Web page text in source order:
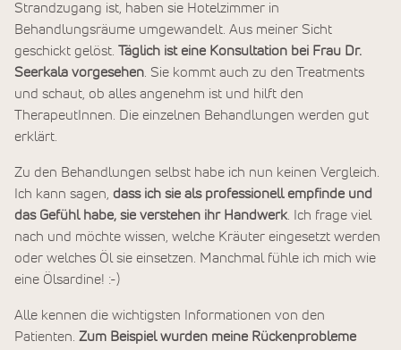
Strandzugang ist, haben sie Hotelzimmer in
Behandlungsräume umgewandelt. Aus meiner Sicht
geschickt gelöst. Täglich ist eine Konsultation bei Frau Dr.
Seerkala vorgesehen . Sie kommt auch zu den Treatments
und schaut, ob alles angenehm ist und hilft den
TherapeutInnen. Die einzelnen Behandlungen werden gut
erklärt.
Zu den Behandlungen selbst habe ich nun keinen Vergleich.
Ich kann sagen, dass ich sie als professionell empfinde und
das Gefühl habe, sie verstehen ihr Handwerk . Ich frage viel
nach und möchte wissen, welche Kräuter eingesetzt werden
oder welches Öl sie einsetzen. Manchmal fühle ich mich wie
eine Ölsardine! :-)
Alle kennen die wichtigsten Informationen von den
Patienten. Zum Beispiel wurden meine Rückenprobleme